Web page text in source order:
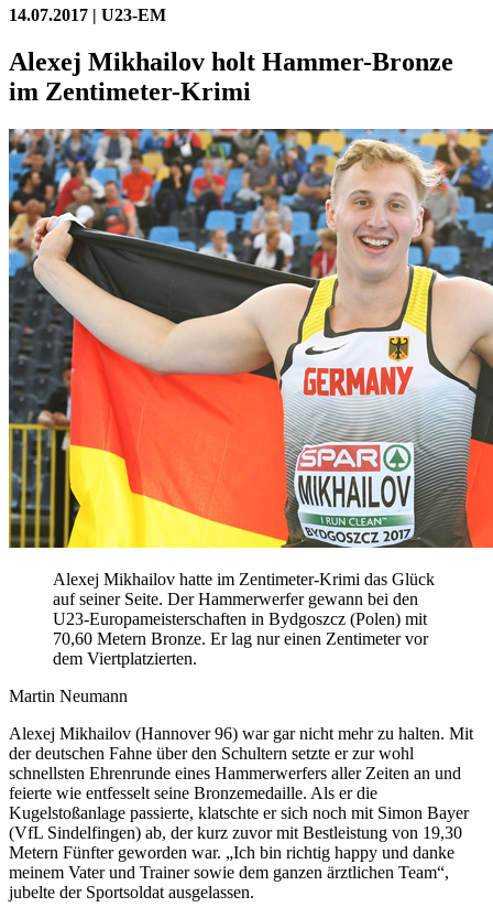
14.07.2017 | U23-EM
Alexej Mikhailov holt Hammer-Bronze
im Zentimeter-Krimi
Alexej Mikhailov hatte im Zentimeter-Krimi das Glück
auf seiner Seite. Der Hammerwerfer gewann bei den
U23-Europameisterschaften in Bydgoszcz (Polen) mit
70,60 Metern Bronze. Er lag nur einen Zentimeter vor
dem Viertplatzierten.
Martin Neumann
Alexej Mikhailov (Hannover 96) war gar nicht mehr zu halten. Mit
der deutschen Fahne über den Schultern setzte er zur wohl
schnellsten Ehrenrunde eines Hammerwerfers aller Zeiten an und
feierte wie entfesselt seine Bronzemedaille. Als er die
Kugelstoßanlage passierte, klatschte er sich noch mit Simon Bayer
(VfL Sindelfingen) ab, der kurz zuvor mit Bestleistung von 19,30
Metern Fünfter geworden war. „Ich bin richtig happy und danke
meinem Vater und Trainer sowie dem ganzen ärztlichen Team“,
jubelte der Sportsoldat ausgelassen.